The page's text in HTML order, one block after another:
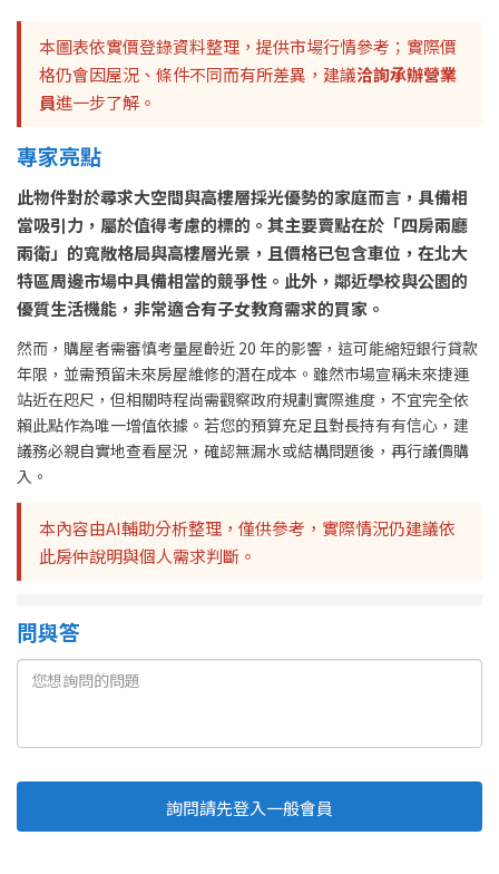
本圖表依實價登錄資料整理，提供市場行情參考；實際價
格仍會因屋況、條件不同而有所差異，建議洽詢承辦營業
員進一步了解。
專家亮點
此物件對於尋求大空間與高樓層採光優勢的家庭而言，具備相
當吸引力，屬於值得考慮的標的。其主要賣點在於「四房兩廳
兩衛」的寬敞格局與高樓層光景，且價格已包含車位，在北大
特區周邊市場中具備相當的競爭性。此外，鄰近學校與公園的
優質生活機能，非常適合有子女教育需求的買家。
然而，購屋者需審慎考量屋齡近 20 年的影響，這可能縮短銀行貸款
年限，並需預留未來房屋維修的潛在成本。雖然市場宣稱未來捷運
站近在咫尺，但相關時程尚需觀察政府規劃實際進度，不宜完全依
賴此點作為唯一增值依據。若您的預算充足且對長持有有信心，建
議務必親自實地查看屋況，確認無漏水或結構問題後，再行議價購
入。
本內容由AI輔助分析整理，僅供參考，實際情況仍建議依
此房仲說明與個人需求判斷。
問與答
詢問請先登入一般會員